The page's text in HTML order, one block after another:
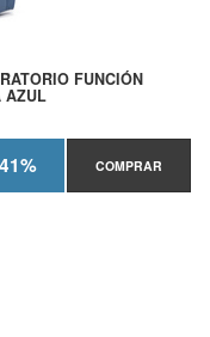
FUNCIÓN
AZUL
COMPRAR